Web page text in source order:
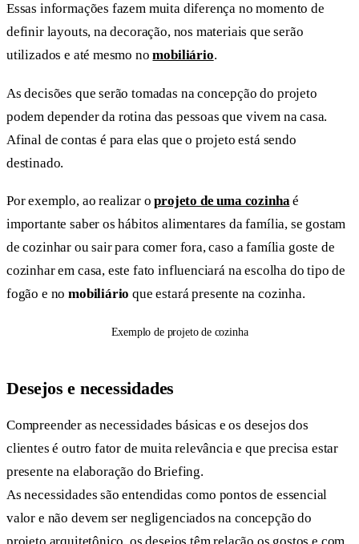
Essas informações fazem muita diferença no momento de
definir layouts, na decoração, nos materiais que serão
utilizados e até mesmo nomobiliário.
As decisões que serão tomadas na concepção do projeto
podem depender da rotina das pessoas que vivem na casa.
Afinal de contas é para elas que o projeto está sendo
destinado.
Por exemplo, ao realizar oprojeto de uma cozinhaé
importante saber os hábitos alimentares da família, se gostam
de cozinhar ou sair para comer fora, caso a família goste de
cozinhar em casa, este fato influenciará na escolha do tipo de
fogão e nomobiliário que estará presente na cozinha.
Exemplo de projeto de cozinha
Desejos e necessidades
Compreender as necessidades básicas e os desejos dos
clientes é outro fator de muita relevância e que precisa estar
presente na elaboração do Briefing.
As necessidades são entendidas como pontos de essencial
valor e não devem ser negligenciados na concepção do